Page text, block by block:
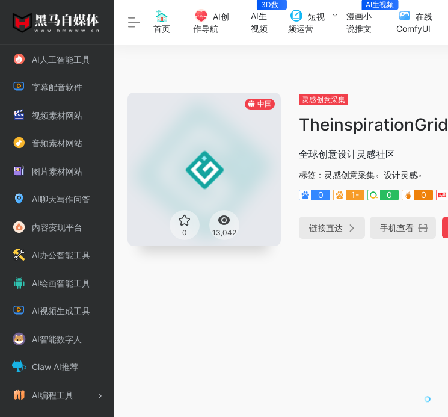
AI人工智能工具
字幕配音软件
视频素材网站
音频素材网站
图片素材网站
AI聊天写作问答
内容变现平台
AI办公智能工具
AI绘画智能工具
AI视频生成工具
AI智能数字人
Claw AI推荐
AI编程工具
首页
AI创
作导航
AI生
视频
3D数
字人
短视
频运营
漫画小
说推文
AI生视频
在线
ComfyUI
中国
0 13,042
灵感创意采集
TheinspirationGrid
全球创意设计灵感社区
标签： 灵感创意采集
设计灵感
0
1- 0 0
链接直达 手机查看